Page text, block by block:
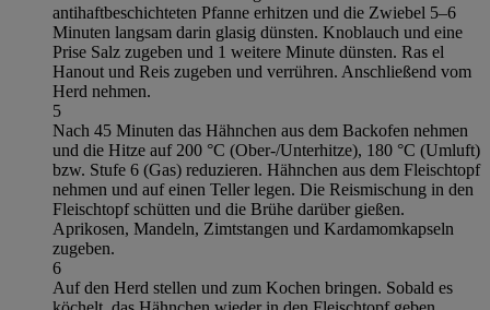
antihaftbeschichteten Pfanne erhitzen und die Zwiebel 5–6
Minuten langsam darin glasig dünsten. Knoblauch und eine
Prise Salz zugeben und 1 weitere Minute dünsten. Ras el
Hanout und Reis zugeben und verrühren. Anschließend vom
Herd nehmen.
5
Nach 45 Minuten das Hähnchen aus dem Backofen nehmen
und die Hitze auf 200 °C (Ober-/Unterhitze), 180 °C (Umluft)
bzw. Stufe 6 (Gas) reduzieren. Hähnchen aus dem Fleischtopf
nehmen und auf einen Teller legen. Die Reismischung in den
Fleischtopf schütten und die Brühe darüber gießen.
Aprikosen, Mandeln, Zimtstangen und Kardamomkapseln
zugeben.
6
Auf den Herd stellen und zum Kochen bringen. Sobald es